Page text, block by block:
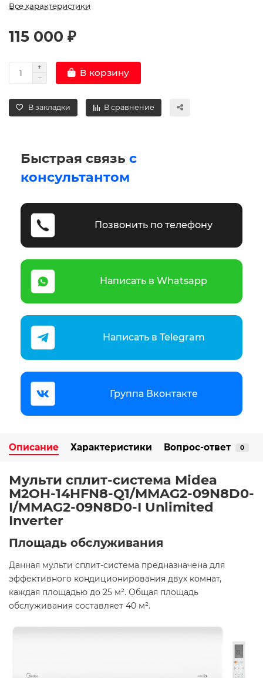
Все характеристики
115 000 ₽
В корзину
В закладки В сравнение
Быстрая связь с
консультантом
Позвонить по телефону
Написать в Whatsapp
Написать в Telegram
Группа Вконтакте
Описание Характеристики Вопрос-ответ 0
Мульти сплит-система Midea
M2OH-14HFN8-Q1/MMAG2-09N8D0-
I/MMAG2-09N8D0-I Unlimited
Inverter
Площадь обслуживания
Данная мульти сплит-система предназначена для
эффективного кондиционирования двух комнат,
каждая площадью до 25 м². Общая площадь
обслуживания составляет 40 м². ​